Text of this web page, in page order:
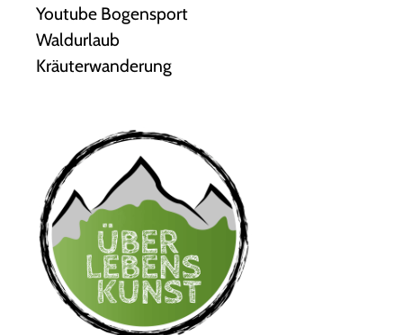
Youtube Bogensport
Waldurlaub
Kräuterwanderung